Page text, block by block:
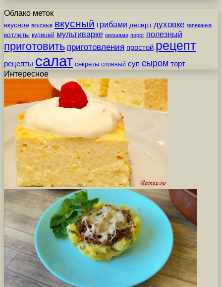
Облако меток
вкусное вкусные вкусный грибами десерт духовке запеканка
котлеты курицей мультиварке овощами пирог полезный
приготовить приготовления простой рецепт
рецепты салат секреты слоеный суп сыром торт
Интересное